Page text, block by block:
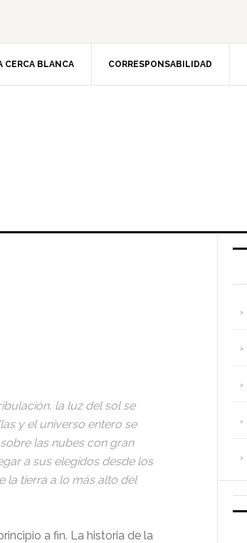
CERCA BLANCA CORRESPONSABILIDAD
la luz del sol se
y el universo entero se
las nubes con gran
a sus elegidos desde los
la tierra a lo más alto del
a fin. La historia de la